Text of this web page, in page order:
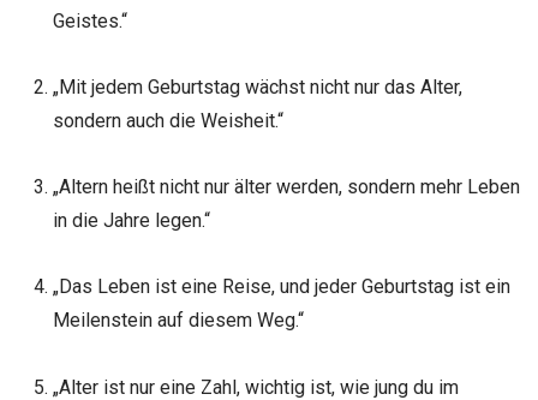
Geistes.“
„Mit jedem Geburtstag wächst nicht nur das Alter,
sondern auch die Weisheit.“
„Altern heißt nicht nur älter werden, sondern mehr Leben
in die Jahre legen.“
„Das Leben ist eine Reise, und jeder Geburtstag ist ein
Meilenstein auf diesem Weg.“
„Alter ist nur eine Zahl, wichtig ist, wie jung du im